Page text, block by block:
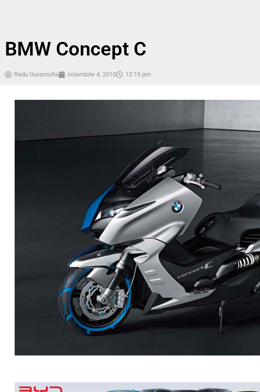
BMW Concept C
Radu Guramulta noiembrie 4, 2010 12:19 pm